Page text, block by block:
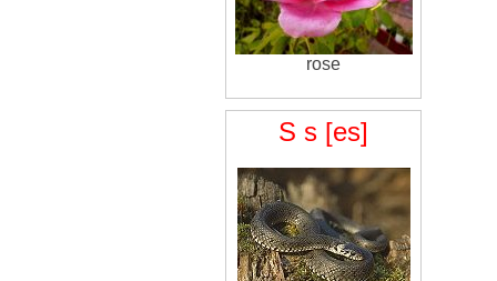
rose
S s [es]